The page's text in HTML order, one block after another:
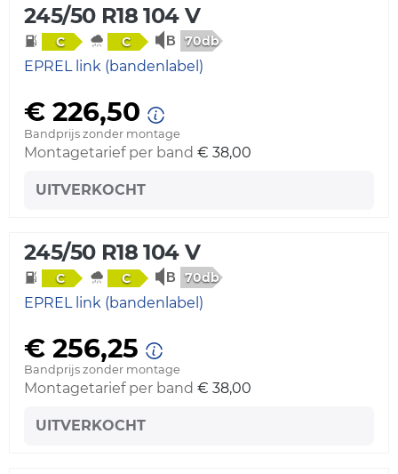
245/50 R18 104 V
C C 70db
EPREL link (bandenlabel)
€ 226,50
Bandprijs zonder montage
Montagetarief per band € 38,00
UITVERKOCHT
245/50 R18 104 V
C C 70db
EPREL link (bandenlabel)
€ 256,25
Bandprijs zonder montage
Montagetarief per band € 38,00
UITVERKOCHT